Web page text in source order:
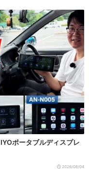
ポータブルディスプレ
2026/08/04